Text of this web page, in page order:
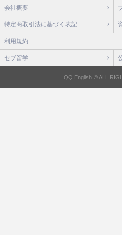
会社概要
特定商取引法に基づく表記
利用規約
セブ留学
QQ English © ALL